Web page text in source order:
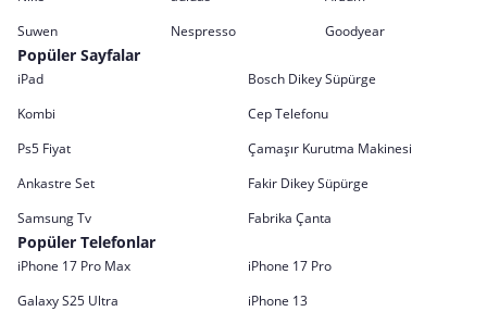
Suwen
Nespresso Goodyear
Popüler Sayfalar
iPad
Bosch Dikey Süpürge
Kombi
Cep Telefonu
Ps5 Fiyat
Çamaşır Kurutma Makinesi
Ankastre Set
Fakir Dikey Süpürge
Samsung Tv
Fabrika Çanta
Popüler Telefonlar
iPhone 17 Pro Max
iPhone 17 Pro
Galaxy S25 Ultra
iPhone 13